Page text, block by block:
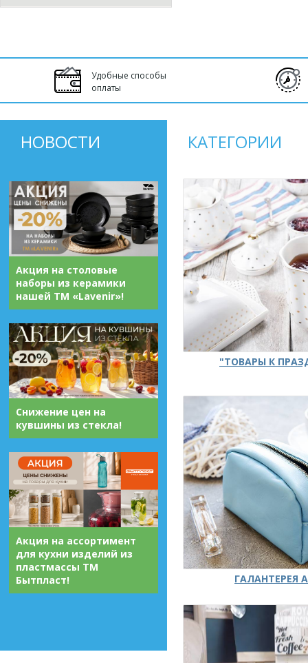
Удобные способы
оплаты
НОВОСТИ
Акция на столовые
наборы из керамики
нашей ТМ «Lavenir»!
Снижение цен на
кувшины из стекла!
Акция на ассортимент
для кухни изделий из
пластмассы ТМ
Бытпласт!
КАТЕГОРИИ
"ТОВАРЫ К
ГАЛАНТЕРЕЯ